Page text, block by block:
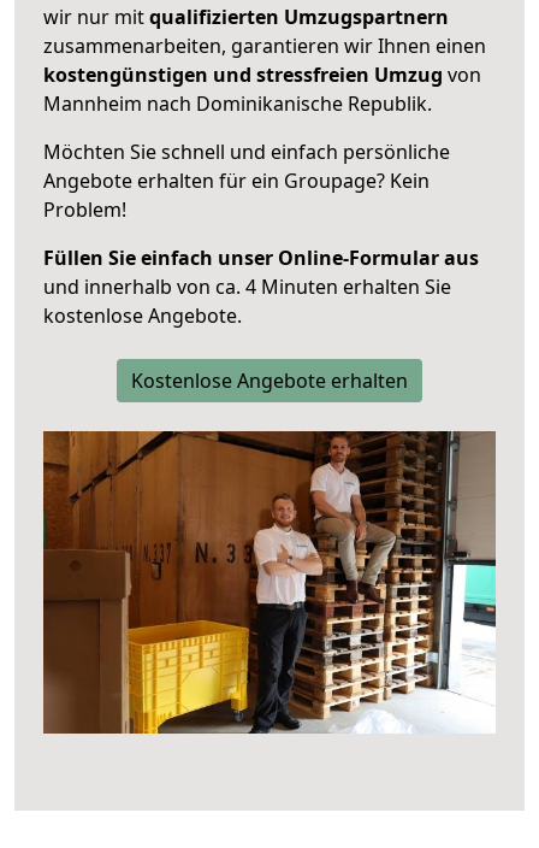
wir nur mitqualifizierten Umzugspartnern
zusammenarbeiten, garantieren wir Ihnen einen
kostengünstigen und stressfreien Umzug von
Mannheim nach Dominikanische Republik.
Möchten Sie schnell und einfach persönliche
Angebote erhalten für ein Groupage? Kein
Problem!
Füllen Sie einfach unser Online-Formular aus
und innerhalb von ca. 4 Minuten erhalten Sie
kostenlose Angebote.
Kostenlose Angebote erhalten